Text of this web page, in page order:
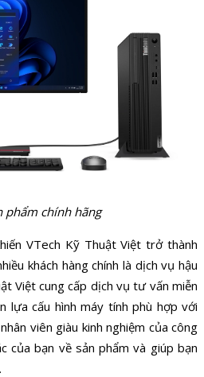
phẩm chính hãng
VTech Kỹ Thuật Việt trở thành
khách hàng chính là dịch vụ hậu
Việt cung cấp dịch vụ tư vấn miễn
lựa cấu hình máy tính phù hợp với
viên giàu kinh nghiệm của công
của bạn về sản phẩm và giúp bạn